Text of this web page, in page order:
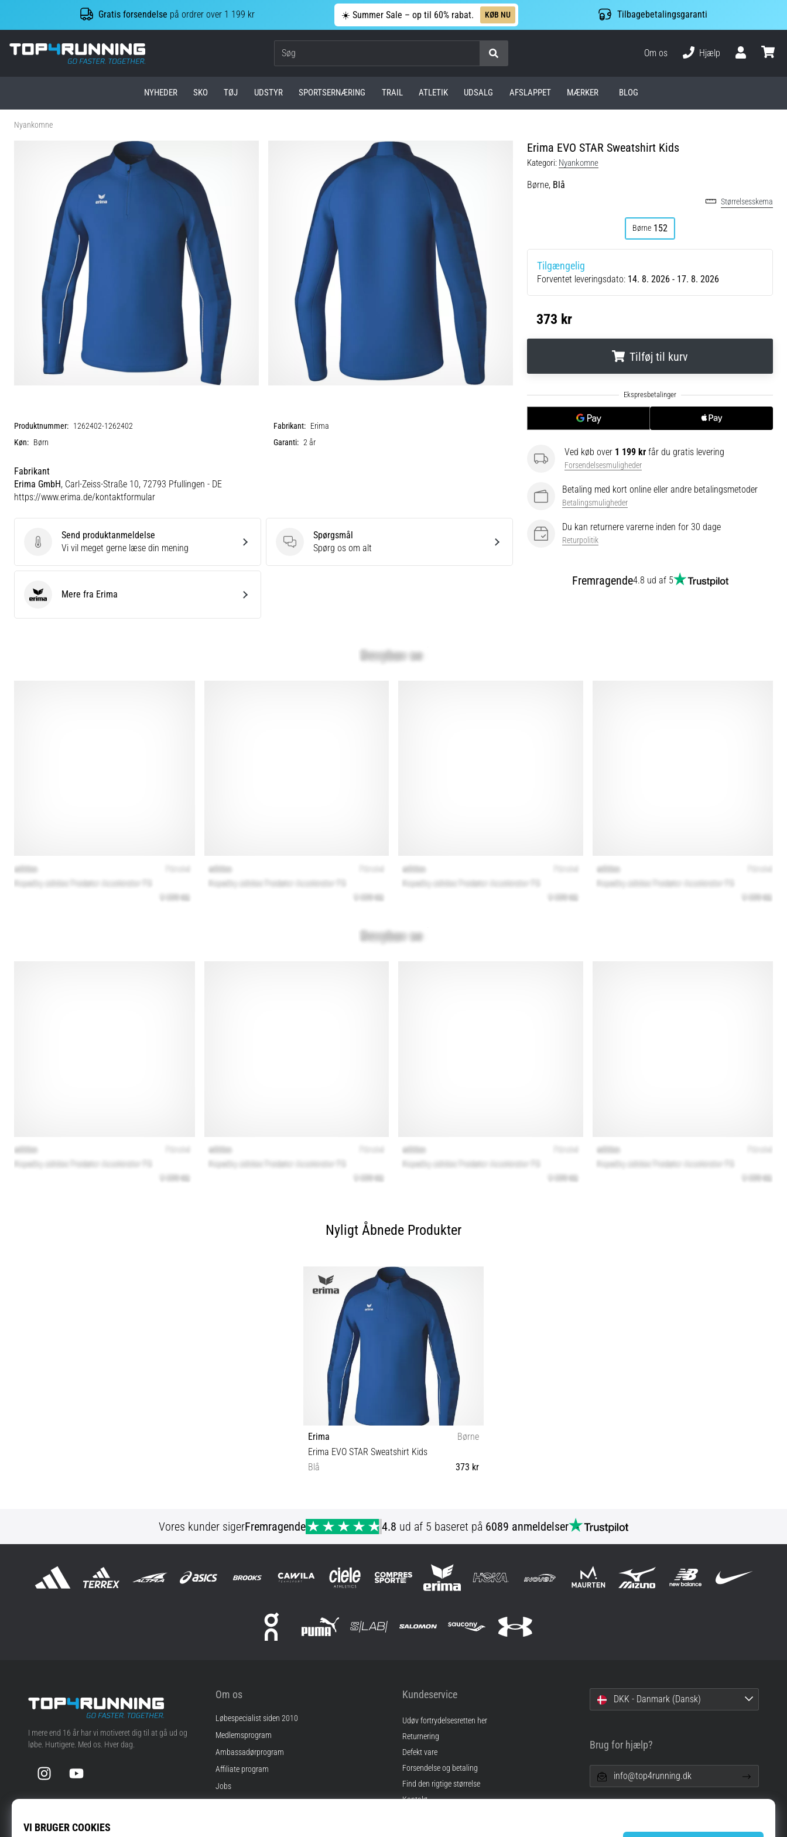
Gratis forsendelse på ordrer over 1 199 kr ☀️ Summer Sale – op til 60% rabat. KØB NU Tilbagebetalingsgaranti
Top4Running.dk
Om os
Hjælp
NYHEDER SKO TØJ UDSTYR SPORTSERNÆRING TRAIL ATLETIK UDSALG AFSLAPPET MÆRKER BLOG
Nyankomne
Erima EVO STAR Sweatshirt Kids
Kategori: Nyankomne
Børne, Blå
Størrelsesskema
Børne 152
Tilgængelig
Forventet leveringsdato: 14. 8. 2026 - 17. 8. 2026
373 kr
Tilføj til kurv
Ved køb over 1 199 kr får du gratis levering
Forsendelsesmuligheder
Betaling med kort online eller andre betalingsmetoder
Betalingsmuligheder
Du kan returnere varerne inden for 30 dage
Returpolitik
Fremragende4.8 ud af 5
Produktnummer: 1262402-1262402 Fabrikant: Erima
Køn: Børn Garanti: 2 år
Fabrikant
Erima GmbH, Carl-Zeiss-Straße 10, 72793 Pfullingen - DE
https://www.erima.de/kontaktformular
Send produktanmeldelse
Send produktanmeldelse
Vi vil meget gerne læse din mening
Spørgsmål
Spørgsmål
Spørg os om alt
Erima Mere fra Erima
Nyligt Åbnede Produkter
Erima
Børne
Erima EVO STAR Sweatshirt Kids
Blå
373 kr
Vores kunder sigerFremragende 4.8 ud af 5 baseret på 6089 anmeldelser
Top4Running.dk
I mere end 16 år har vi motiveret dig til at gå ud og
løbe. Hurtigere. Med os. Hver dag.
InstagramYouTube
Om os
Løbespecialist siden 2010
Medlemsprogram
Ambassadørprogram
Affiliate program
Jobs
Kundeservice
Udøv fortrydelsesretten her
Returnering
Defekt vare
Forsendelse og betaling
Find den rigtige størrelse
Kontakt
DKK - Danmark (Dansk)
Brug for hjælp?
info@top4running.dk